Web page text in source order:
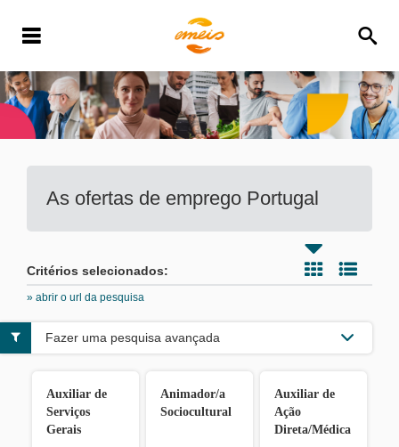
As ofertas de emprego Portugal
Critérios selecionados:
» abrir o url da pesquisa
Auxiliar de
Serviços
Gerais
Animador/a
Sociocultural
Auxiliar de
Ação
Direta/Médica
Fazer uma pesquisa avançada